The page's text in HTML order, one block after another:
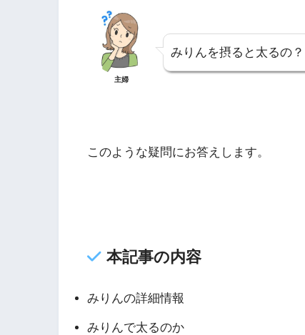
主婦
みりんを摂ると太るの
このような疑問にお答えします。
本記事の内容
みりんの詳細情報
みりんで太るのか